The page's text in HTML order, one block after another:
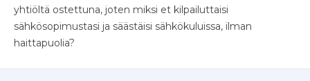
yhtiöltä ostettuna, joten miksi et kilpailuttaisi
sähkösopimustasi ja säästäisi sähkökuluissa, ilman
haittapuolia?